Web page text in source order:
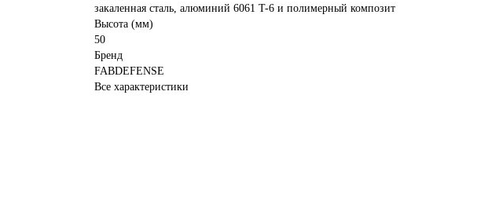
закаленная сталь, алюминий 6061 T-6 и полимерный композит
Высота (мм)
50
Бренд
FABDEFENSE
Все характеристики